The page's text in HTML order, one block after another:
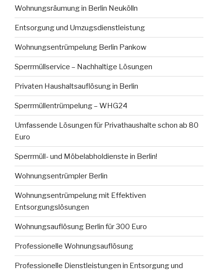
Wohnungsräumung in Berlin Neukölln
Entsorgung und Umzugsdienstleistung
Wohnungsentrümpelung Berlin Pankow
Sperrmüllservice – Nachhaltige Lösungen
Privaten Haushaltsauflösung in Berlin
Sperrmüllentrümpelung – WHG24
Umfassende Lösungen für Privathaushalte schon ab 80
Euro
Sperrmüll- und Möbelabholdienste in Berlin!
Wohnungsentrümpler Berlin
Wohnungsentrümpelung mit Effektiven
Entsorgungslösungen
Wohnungsauflösung Berlin für 300 Euro
Professionelle Wohnungsauflösung
Professionelle Dienstleistungen in Entsorgung und